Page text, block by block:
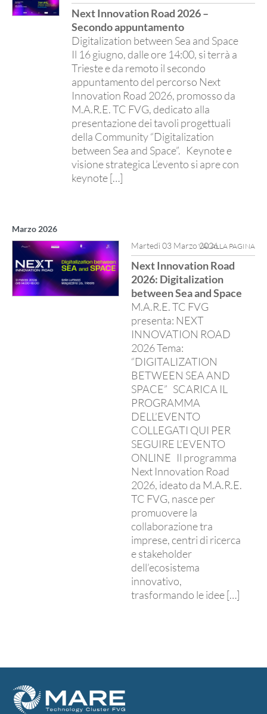
Next Innovation Road 2026 –
Secondo appuntamento
Digitalization between Sea and Space
Il 16 giugno, dalle ore 14:00, si terrà a
Trieste e da remoto il secondo
appuntamento del percorso Next
Innovation Road 2026, promosso da
M.A.R.E. TC FVG, dedicato alla
presentazione dei tavoli progettuali
della Community “Digitalization
between Sea and Space”. Keynote e
visione strategica L’evento si apre con
keynote […]
Marzo 2026
Martedì 03 Marzo 2026VAI ALLA PAGINA
Next Innovation Road
2026: Digitalization
between Sea and Space
M.A.R.E. TC FVG
presenta: NEXT
INNOVATION ROAD
2026 Tema:
“DIGITALIZATION
BETWEEN SEA AND
SPACE” SCARICA IL
PROGRAMMA
DELL’EVENTO
COLLEGATI QUI PER
SEGUIRE L’EVENTO
ONLINE Il programma
Next Innovation Road
2026, ideato da M.A.R.E.
TC FVG, nasce per
promuovere la
collaborazione tra
imprese, centri di ricerca
e stakeholder
dell’ecosistema
innovativo,
trasformando le idee […]